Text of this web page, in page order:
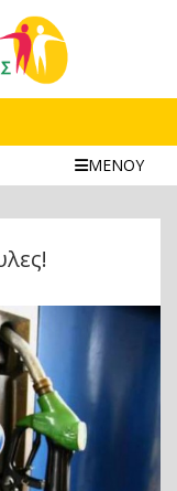
ΜΕΝΟΥ